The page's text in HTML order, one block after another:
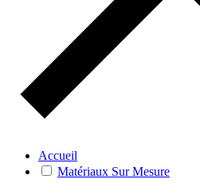
Accueil
Matériaux Sur Mesure